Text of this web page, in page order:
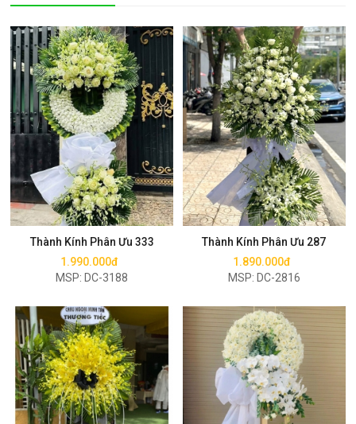
Thành Kính Phân Ưu 333
1.990.000đ
MSP: DC-3188
Mua ngay
Thành Kính Phân Ưu 287
1.890.000đ
MSP: DC-2816
Mua ngay